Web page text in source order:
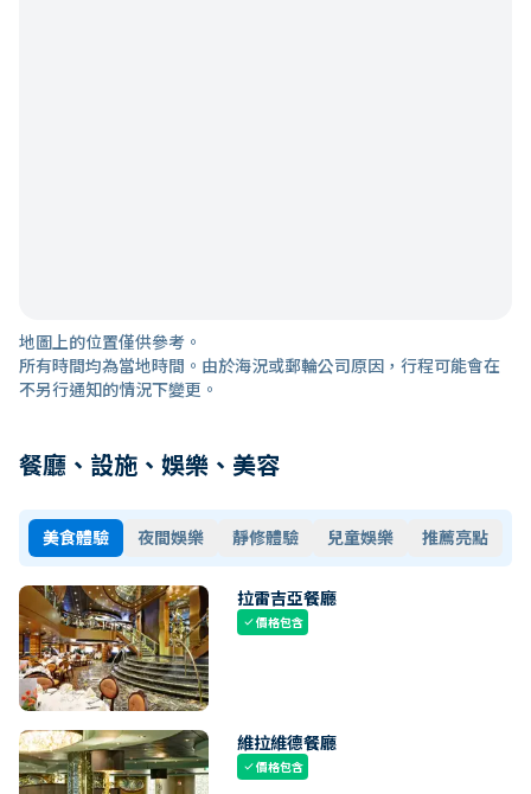
地圖上的位置僅供參考。
所有時間均為當地時間。由於海況或郵輪公司原因，行程可能會在
不另行通知的情況下變更。
餐廳、設施、娛樂、美容
美食體驗 夜間娛樂 靜修體驗 兒童娛樂 推薦亮點
拉雷吉亞餐廳
check價格包含
維拉維德餐廳
check價格包含